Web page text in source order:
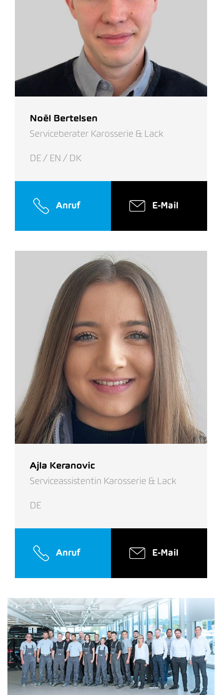
Noël Bertelsen
Serviceberater Karosserie & Lack
DE / EN / DK
Anruf E-Mail
Ajla Keranovic
Serviceassistentin Karosserie & Lack
DE
Anruf E-Mail